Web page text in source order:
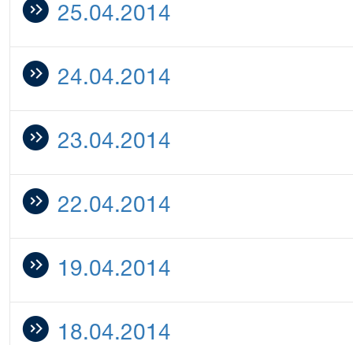
25.04.2014
24.04.2014
23.04.2014
22.04.2014
19.04.2014
18.04.2014